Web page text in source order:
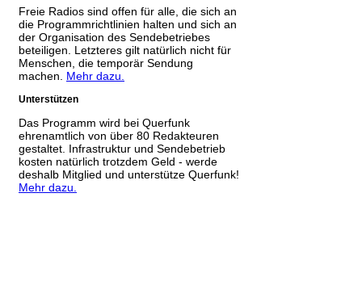
Freie Radios sind offen für alle, die sich an
die Programmrichtlinien halten und sich an
der Organisation des Sendebetriebes
beteiligen. Letzteres gilt natürlich nicht für
Menschen, die temporär Sendung
machen. Mehr dazu.
Unterstützen
Das Programm wird bei Querfunk
ehrenamtlich von über 80 Redakteuren
gestaltet. Infrastruktur und Sendebetrieb
kosten natürlich trotzdem Geld - werde
deshalb Mitglied und unterstütze Querfunk!
Mehr dazu.